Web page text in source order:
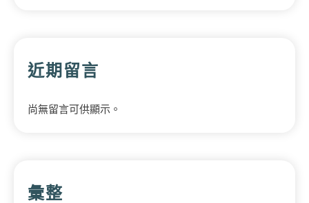
近期留言
尚無留言可供顯示。
彙整